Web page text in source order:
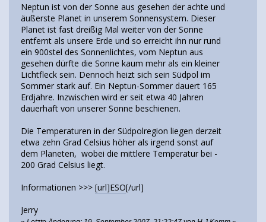
Neptun ist von der Sonne aus gesehen der achte und
äußerste Planet in unserem Sonnensystem. Dieser
Planet ist fast dreißig Mal weiter von der Sonne
entfernt als unsere Erde und so erreicht ihn nur rund
ein 900stel des Sonnenlichtes, vom Neptun aus
gesehen dürfte die Sonne kaum mehr als ein kleiner
Lichtfleck sein. Dennoch heizt sich sein Südpol im
Sommer stark auf. Ein Neptun-Sommer dauert 165
Erdjahre. Inzwischen wird er seit etwa 40 Jahren
dauerhaft von unserer Sonne beschienen.
Die Temperaturen in der Südpolregion liegen derzeit
etwa zehn Grad Celsius höher als irgend sonst auf
dem Planeten, wobei die mittlere Temperatur bei -
200 Grad Celsius liegt.
Informationen >>> [url]ESO[/url]
Jerry